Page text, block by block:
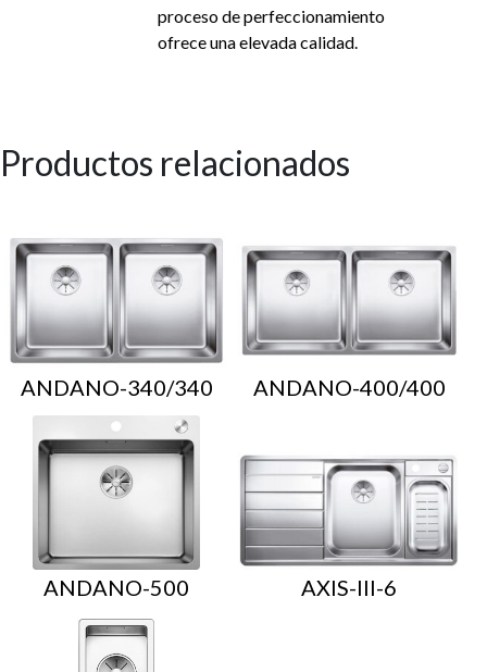
proceso de perfeccionamiento
ofrece una elevada calidad.
Productos relacionados
ANDANO-340/340 ANDANO-400/400
ANDANO-500 AXIS-III-6